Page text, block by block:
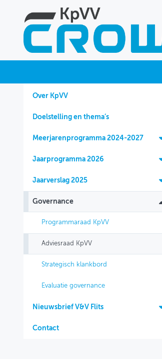
NIEUWS
KENNIS
NETWERK V&V
Over KpVV
Doelstelling en thema’s
Meerjarenprogramma 2024-2027
Jaarprogramma 2026
Jaarverslag 2025
Governance
Programmaraad KpVV
Adviesraad KpVV
Strategisch klankbord
Evaluatie governance
Nieuwsbrief V&V Flits
Contact